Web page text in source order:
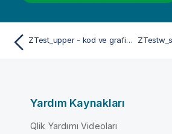
ZTest_upper - kod ve grafik fonksiyonu
Yardım Kaynakları
Qlik Yardımı Videoları